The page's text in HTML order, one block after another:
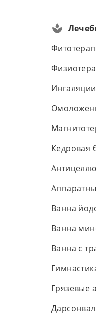
Ингаляции
Кедровая
Ванна
Ванна
Ванна с
Грязевые